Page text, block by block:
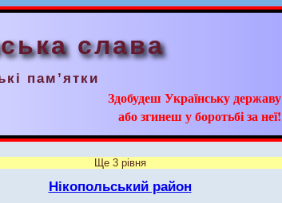
слава
пам’ятки
Здобудеш Українську державу
або згинеш у боротьбі за неї!
Ще 3 рівня
Нікопольський район